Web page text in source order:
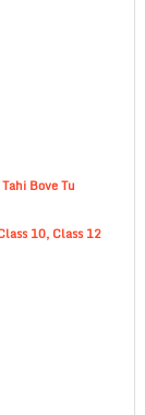
Bove Tu
Class 10, Class 12